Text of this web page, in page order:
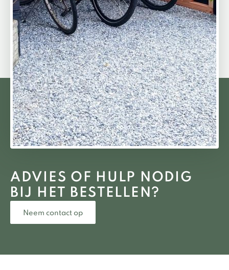
ADVIES OF HULP NODIG
BIJ HET BESTELLEN?
Neem contact op